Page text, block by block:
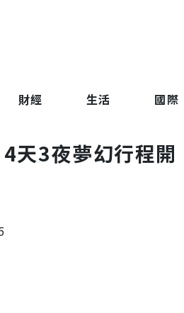
財經 生活 國際
天3夜夢幻行程開